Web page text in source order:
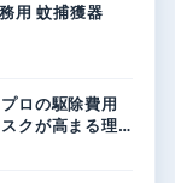
用 蚊捕獲器
ロの駆除費用
クが高まる理